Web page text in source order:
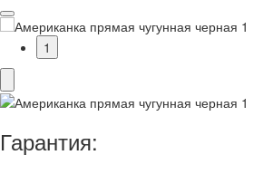
1
Гарантия: